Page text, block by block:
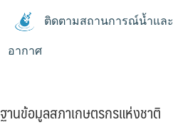
ติดตามสถานการณ์น้ำและ
อากาศ
ฐานข้อมูลสภาเกษตรกรแห่งชาติ